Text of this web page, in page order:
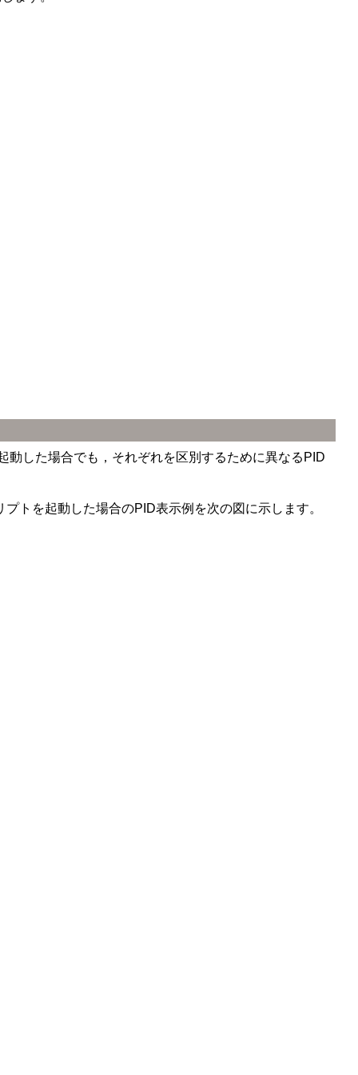
した場合でも，それぞれを区別するために異なるPID
トを起動した場合のPID表示例を次の図に示します。